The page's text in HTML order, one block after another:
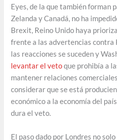
Eyes, de la que también forman
Zelanda y Canadá, no ha
Brexit, Reino Unido haya
frente a las advertencias contra
las reacciones se suceden y
levantar el vetoque prohibía a
mantener relaciones
considerar que se está
económico a la economía del
dura el veto.
El paso dado por Londres no